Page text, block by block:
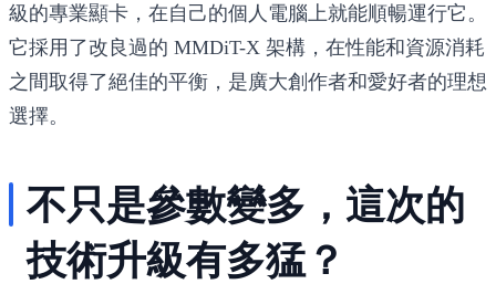
級的專業顯卡，在自己的個人電腦上就能順暢運行它 。
它採用了改良過的 MMDiT-X 架構，在性能和資源消耗
之間取得了絕佳的平衡，是廣大創作者和愛好者的理想
選擇。
不只是參數變多，這次的
技術升級有多猛？